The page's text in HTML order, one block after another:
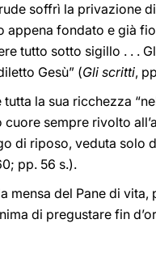
soffrì la privazione
appena fondato e già
tutto sotto sigillo . . .
Gesù” (Gli scritti,
la sua ricchezza
sempre rivolto
di riposo, veduta solo
pp. 56 s.).
mensa del Pane di
di pregustare fin